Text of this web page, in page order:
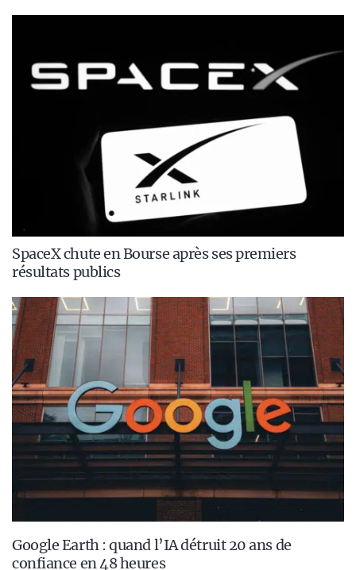
SpaceX chute en Bourse après ses premiers
résultats publics
Google Earth : quand l’IA détruit 20 ans de
confiance en 48 heures